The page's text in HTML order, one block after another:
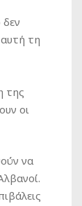
τη
της
οι
να